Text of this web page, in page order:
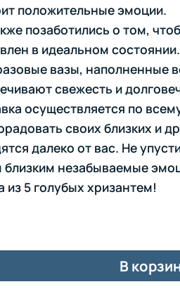
положительные эмоции.
позаботились о том,
в идеальном
вазы, наполненные
свежесть и
осуществляется по
своих близких и
далеко от вас. Не
близким незабываемые
из 5 голубых хризантем!
В